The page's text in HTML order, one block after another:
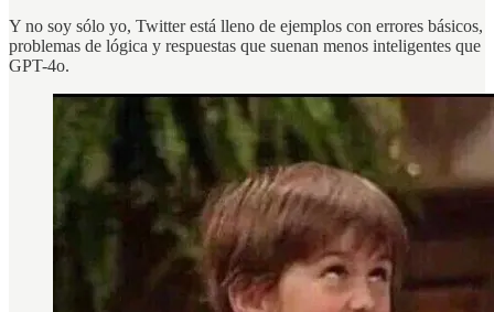
Y no soy sólo yo, Twitter está lleno de ejemplos con errores básicos,
problemas de lógica y respuestas que suenan menos inteligentes que
GPT-4o.